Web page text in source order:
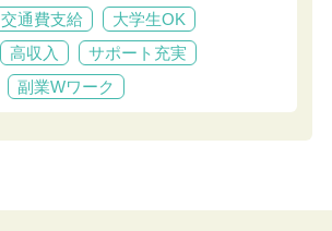
交通費支給
大学生OK
高収入
サポート充実
副業Wワーク